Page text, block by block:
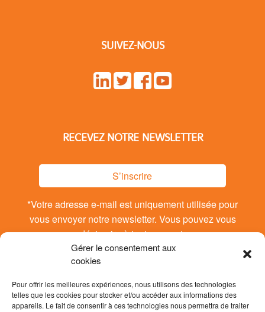
Gérer le consentement aux
cookies
Pour offrir les meilleures expériences, nous utilisons des technologies
telles que les cookies pour stocker et/ou accéder aux informations des
appareils. Le fait de consentir à ces technologies nous permettra de traiter
SUIVEZ-NOUS
RECEVEZ NOTRE NEWSLETTER
S’inscrire
*Votre adresse e-mail est uniquement utilisée pour
vous envoyer notre newsletter. Vous pouvez vous
désinsrire à tout moment.